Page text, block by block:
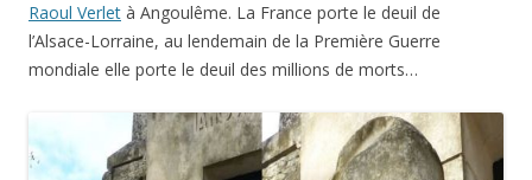
Raoul Verlet à Angoulême. La France porte le deuil de
l’Alsace-Lorraine, au lendemain de la Première Guerre
mondiale elle porte le deuil des millions de morts…